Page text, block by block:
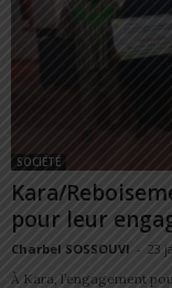
SOCIÉTÉ
Kara/
pour leur
Charbel SOSSOUVI - 23
À Kara, l’engagement